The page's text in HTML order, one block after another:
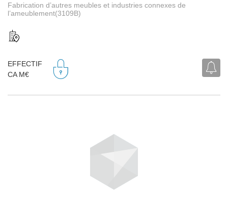
Fabrication d’autres meubles et industries connexes de
l’ameublement(3109B)
EFFECTIF
CA M€